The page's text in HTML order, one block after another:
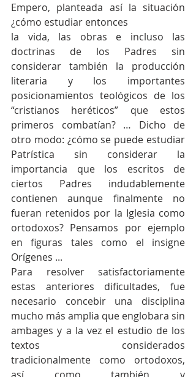
Empero, planteada así la situación
¿cómo estudiar entonces
la vida, las obras e incluso las
doctrinas de los Padres sin
considerar también la producción
literaria y los importantes
posicionamientos teológicos de los
“cristianos heréticos” que estos
primeros combatían? … Dicho de
otro modo: ¿cómo se puede estudiar
Patrística sin considerar la
importancia que los escritos de
ciertos Padres indudablemente
contienen aunque finalmente no
fueran retenidos por la Iglesia como
ortodoxos? Pensamos por ejemplo
en figuras tales como el insigne
Orígenes ...
Para resolver satisfactoriamente
estas anteriores dificultades, fue
necesario concebir una disciplina
mucho más amplia que englobara sin
ambages y a la vez el estudio de los
textos considerados
tradicionalmente como ortodoxos,